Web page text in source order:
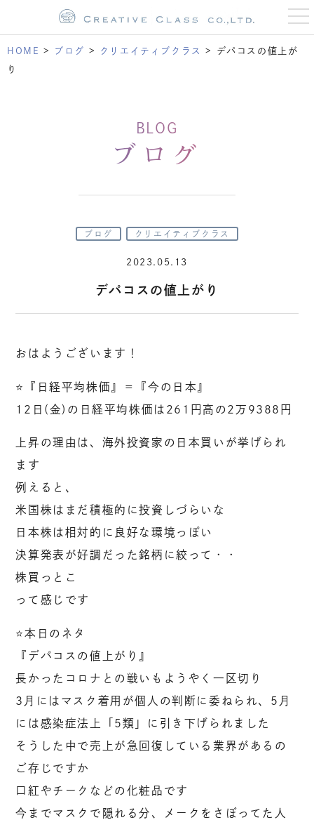
t
o
g
HOME > ブログ > クリエイティブクラス >
デパコスの値上が
り
BLOG
ブログ
ブログ クリエイティブクラス
2023.05.13
デパコスの値上がり
おはようございます！
⭐️『日経平均株価』＝『今の日本』
12日(金)の日経平均株価は261円高の2万9388円
上昇の理由は、海外投資家の日本買いが挙げられ
ます
例えると、
米国株はまだ積極的に投資しづらいな
日本株は相対的に良好な環境っぽい
決算発表が好調だった銘柄に絞って・・
株買っとこ
って感じです
⭐️本日のネタ
『デパコスの値上がり』
長かったコロナとの戦いもようやく一区切り
3月にはマスク着用が個人の判断に委ねられ、5月
には感染症法上「5類」に引き下げられました
そうした中で売上が急回復している業界があるの
ご存じですか
口紅やチークなどの化粧品です
今までマスクで隠れる分、メークをさぼってた人